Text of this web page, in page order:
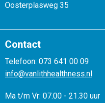
Oosterplasweg 35
Contact
Telefoon: 073 641 00 09
info@vanlithhealthness.nl
Ma t/m Vr: 07.00 - 21.30 uur